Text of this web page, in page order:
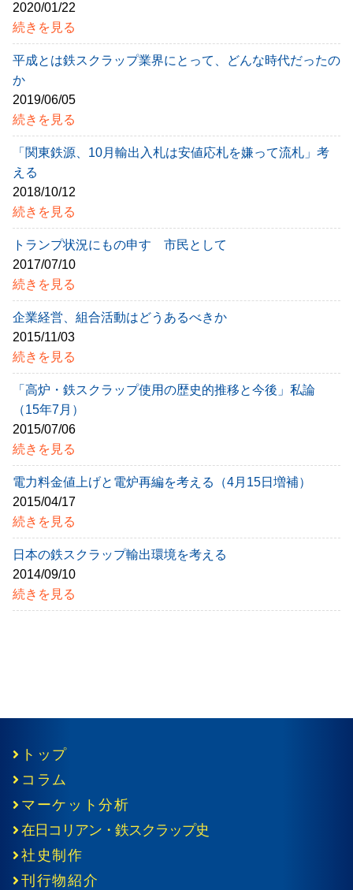
2020/01/22
続きを見る
平成とは鉄スクラップ業界にとって、どんな時代だったの
か
2019/06/05
続きを見る
「関東鉄源、10月輸出入札は安値応札を嫌って流札」考
える
2018/10/12
続きを見る
トランプ状況にもの申す 市民として
2017/07/10
続きを見る
企業経営、組合活動はどうあるべきか
2015/11/03
続きを見る
「高炉・鉄スクラップ使用の歴史的推移と今後」私論
（15年7月）
2015/07/06
続きを見る
電力料金値上げと電炉再編を考える（4月15日増補）
2015/04/17
続きを見る
日本の鉄スクラップ輸出環境を考える
2014/09/10
続きを見る
トップ
コラム
マーケット分析
在日コリアン・鉄スクラップ史
社史制作
刊行物紹介